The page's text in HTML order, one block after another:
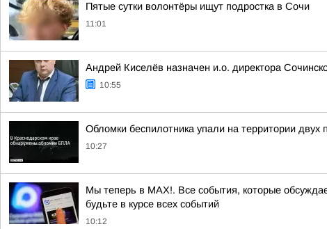
Пятые сутки волонтёры ищут подростка в Сочи
11:01
Андрей Киселёв назначен и.о. директора
10:55
Обломки беспилотника упали на территории двух
10:27
Мы теперь в MAX!. Все события, которые
будьте в курсе всех событий
10:12